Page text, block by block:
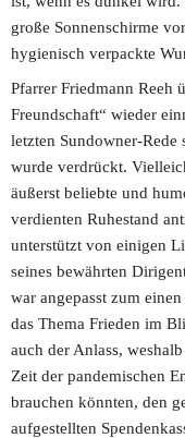
große Sonnenschirme
hygienisch verpackte
Pfarrer Friedmann Reeh
Freundschaft“ wieder
letzten Sundowner-Rede
wurde verdrückt.
äußerst beliebte und
verdienten Ruhestand
unterstützt von einigen
seines bewährten
war angepasst zum
das Thema Frieden im
auch der Anlass,
Zeit der pandemischen
brauchen könnten, den
aufgestellten